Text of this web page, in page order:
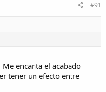
#91
Me encanta el acabado
tener un efecto entre